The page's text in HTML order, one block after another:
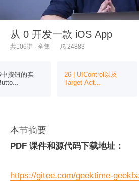
从 0 开发一款 iOS App
共106讲 · 全集  24883
按钮的实
26 | UIControl以及
Target-Act...
本节摘要
PDF 课件和源代码下载地址：
https://gitee.com/geektime-